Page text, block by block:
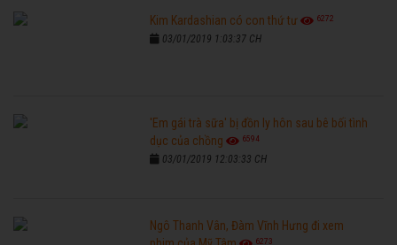
Kim Kardashian có con thứ tư 6272
03/01/2019 1:03:37 CH
'Em gái trà sữa' bị đồn ly hôn sau bê bối tình
dục của chồng
6594
03/01/2019 12:03:33 CH
Ngô Thanh Vân, Đàm Vĩnh Hưng đi xem
6273